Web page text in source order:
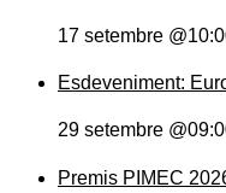
17 setembre
Esdeveniment:
29 setembre
Premis PIMEC